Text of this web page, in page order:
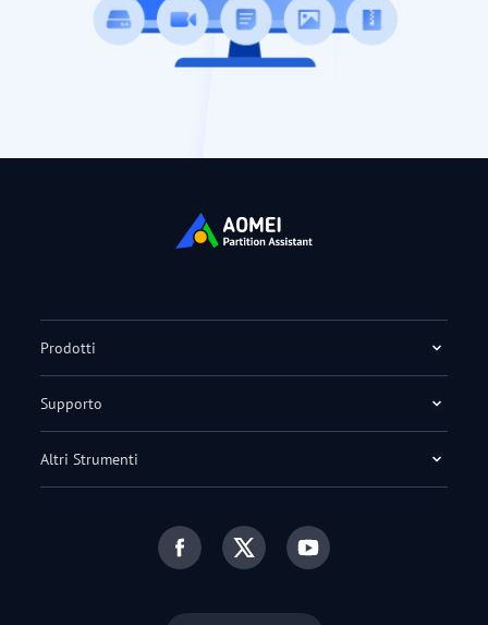
Prodotti
Supporto
Altri Strumenti